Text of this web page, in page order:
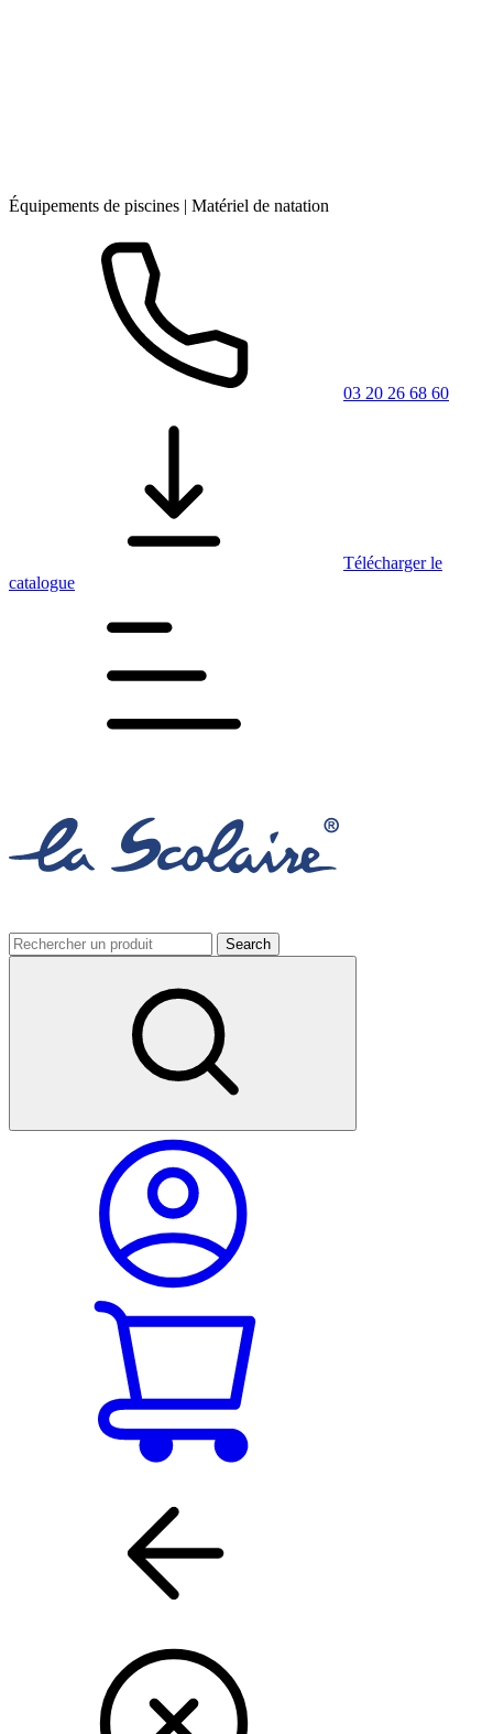
Équipements de piscines | Matériel de natation
03 20 26 68 60
Télécharger le
catalogue